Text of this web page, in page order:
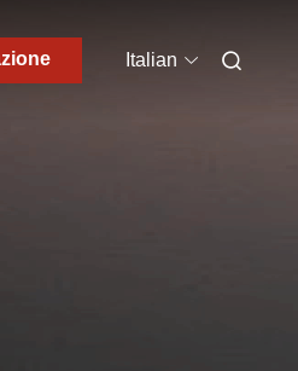
Italian